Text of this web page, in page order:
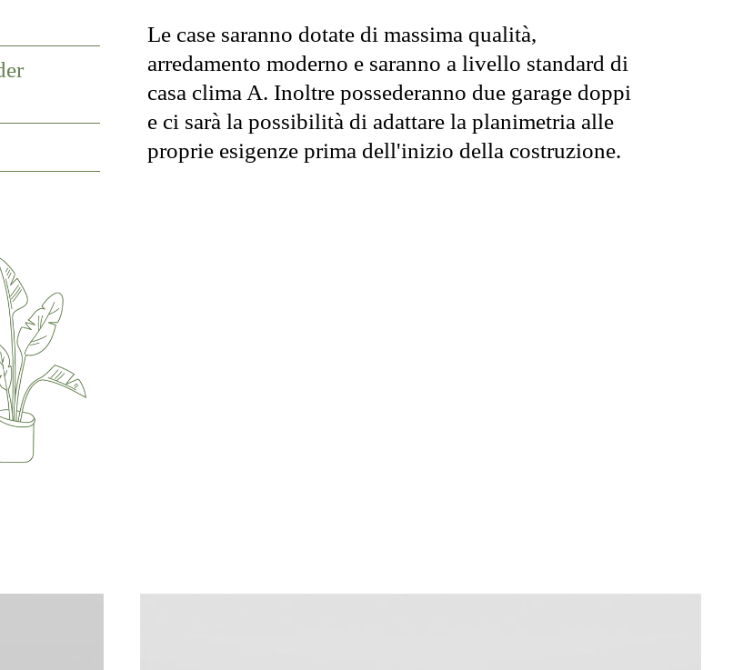
Le case saranno dotate di massima qualità,
arredamento moderno e saranno a livello standard di
casa clima A. Inoltre possederanno due garage doppi
e ci sarà la possibilità di adattare la planimetria alle
proprie esigenze prima dell'inizio della costruzione.